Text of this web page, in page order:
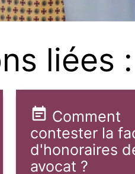
liées :
Comment
contester la
d'honoraires
avocat ?